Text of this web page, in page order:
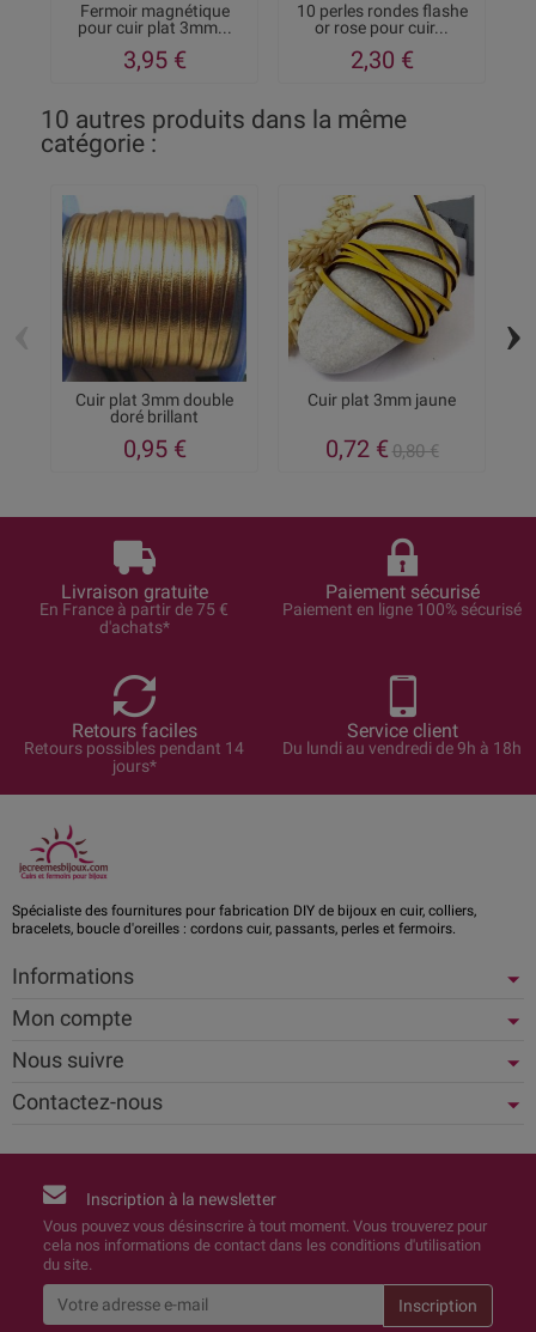
Fermoir magnétique
pour cuir plat 3mm...
3,95 €
10 perles rondes flashe
or rose pour cuir...
2,30 €
10 autres produits dans la même
catégorie :
Cuir plat 3mm double
doré brillant
0,95 €
Cuir plat 3mm jaune
0,72 €0,80 €
›
Livraison gratuite
En France à partir de 75 €
d'achats*
Paiement sécurisé
Paiement en ligne 100% sécurisé
Retours faciles
Retours possibles pendant 14
jours*
Service client
Du lundi au vendredi de 9h à 18h
Spécialiste des fournitures pour fabrication DIY de bijoux en cuir, colliers,
bracelets, boucle d'oreilles : cordons cuir, passants, perles et fermoirs.
Informations
Mon compte
Nous suivre
Contactez-nous
Inscription à la newsletter
Vous pouvez vous désinscrire à tout moment. Vous trouverez pour
cela nos informations de contact dans les conditions d'utilisation
du site.